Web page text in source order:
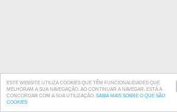
ESTE WEBSITE UTILIZA COOKIES QUE TÊM FUNCIONALIDADES QUE
MELHORAM A SUA NAVEGAÇÃO. AO CONTINUAR A NAVEGAR, ESTÁ A
CONCORDAR COM A SUA UTILIZAÇÃO. SAIBA MAIS SOBRE O QUE SÃO
COOKIES